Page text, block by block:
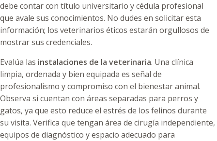
debe contar con título universitario y cédula profesional
que avale sus conocimientos. No dudes en solicitar esta
información; los veterinarios éticos estarán orgullosos de
mostrar sus credenciales.
Evalúa las instalaciones de la veterinaria. Una clínica
limpia, ordenada y bien equipada es señal de
profesionalismo y compromiso con el bienestar animal.
Observa si cuentan con áreas separadas para perros y
gatos, ya que esto reduce el estrés de los felinos durante
su visita. Verifica que tengan área de cirugía independiente,
equipos de diagnóstico y espacio adecuado para